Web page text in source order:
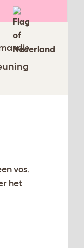
vos,
het